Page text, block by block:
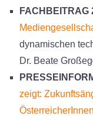
FACHBEITRAG
dynamischen
Dr. Beate
zeigt:
ÖsterreicherInnen